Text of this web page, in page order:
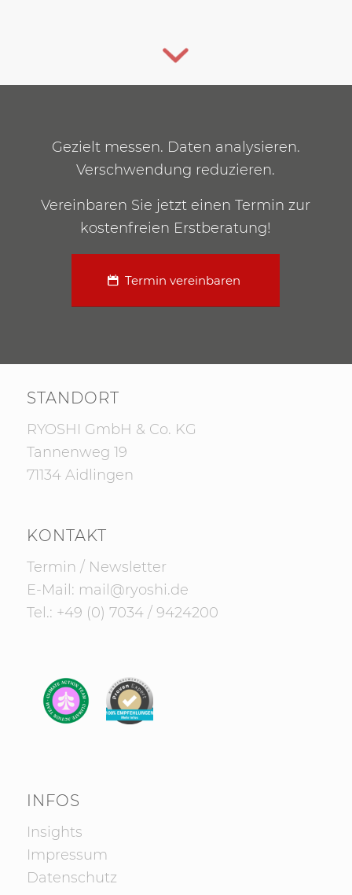
Gezielt messen. Daten analysieren.
Verschwendung reduzieren.
Vereinbaren Sie jetzt einen Termin zur
kostenfreien Erstberatung!
Termin vereinbaren
STANDORT
RYOSHI GmbH & Co. KG
Tannenweg 19
71134 Aidlingen
KONTAKT
Termin / Newsletter
E-Mail: mail@ryoshi.de
Tel.: +49 (0) 7034 / 9424200
INFOS
Insights
Impressum
Datenschutz